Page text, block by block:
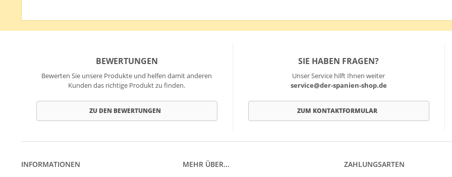
BEWERTUNGEN
Bewerten Sie unsere Produkte und helfen damit anderen
Kunden das richtige Produkt zu finden.
ZU DEN BEWERTUNGEN
SIE HABEN FRAGEN?
Unser Service hilft Ihnen weiter
service@der-spanien-shop.de
ZUM KONTAKTFORMULAR
INFORMATIONEN MEHR ÜBER... ZAHLUNGSARTEN